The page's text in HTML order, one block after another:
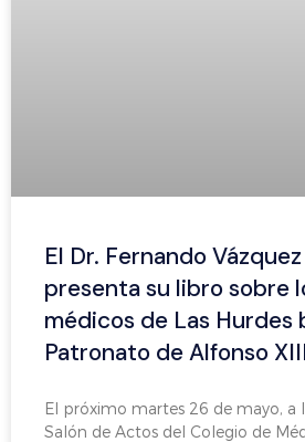
El Dr. Fernando
presenta su libro sobre
médicos de Las Hurdes
Patronato de Alfonso
El próximo martes 26 de mayo, a
Salón de Actos del Colegio de